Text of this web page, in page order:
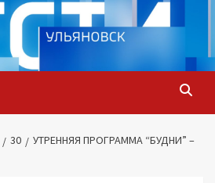
30
УТРЕННЯЯ ПРОГРАММА “БУДНИ” –